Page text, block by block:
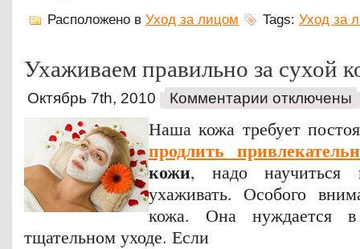
Расположено в Уход за лицом Tags: Уход за
Ухаживаем правильно за сухой
Октябрь 7th, 2010 Комментарии отключены
Наша кожа требует
продлить
кожи, надо научиться
ухаживать. Особого
кожа. Она нуждается
тщательном уходе. Если